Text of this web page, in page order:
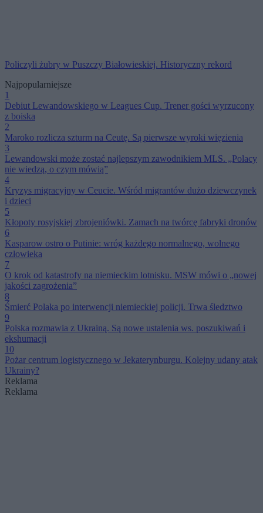
Policzyli żubry w Puszczy Białowieskiej. Historyczny rekord
Najpopularniejsze
1
Debiut Lewandowskiego w Leagues Cup. Trener gości wyrzucony
z boiska
2
Maroko rozlicza szturm na Ceutę. Są pierwsze wyroki więzienia
3
Lewandowski może zostać najlepszym zawodnikiem MLS. „Polacy
nie wiedzą, o czym mówią”
4
Kryzys migracyjny w Ceucie. Wśród migrantów dużo dziewczynek
i dzieci
5
Kłopoty rosyjskiej zbrojeniówki. Zamach na twórcę fabryki dronów
6
Kasparow ostro o Putinie: wróg każdego normalnego, wolnego
człowieka
7
O krok od katastrofy na niemieckim lotnisku. MSW mówi o „nowej
jakości zagrożenia”
8
Śmierć Polaka po interwencji niemieckiej policji. Trwa śledztwo
9
Polska rozmawia z Ukrainą. Są nowe ustalenia ws. poszukiwań i
ekshumacji
10
Pożar centrum logistycznego w Jekaterynburgu. Kolejny udany atak
Ukrainy?
Reklama
Reklama